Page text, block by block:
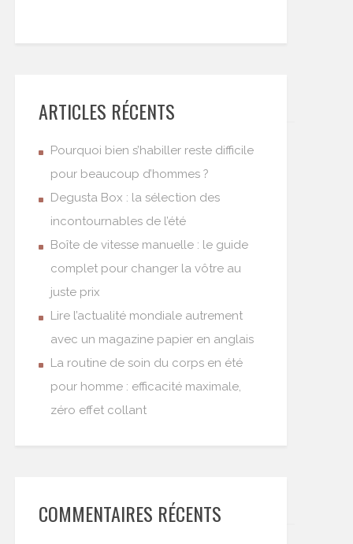
ARTICLES RÉCENTS
Pourquoi bien s’habiller reste difficile
pour beaucoup d’hommes ?
Degusta Box : la sélection des
incontournables de l’été
Boîte de vitesse manuelle : le guide
complet pour changer la vôtre au
juste prix
Lire l’actualité mondiale autrement
avec un magazine papier en anglais
La routine de soin du corps en été
pour homme : efficacité maximale,
zéro effet collant
COMMENTAIRES RÉCENTS